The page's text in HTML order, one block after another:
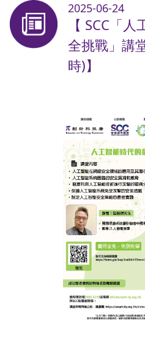
2025-06-24
【 SCC「
全挑戰」講
時)】